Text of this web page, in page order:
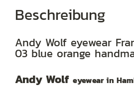
4640
col.
blue
Beschreibung
Andy Wolf eyewear
03 blue orange
Andy Wolf eyewear in